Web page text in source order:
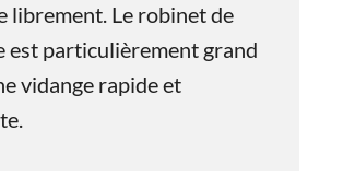
librement. Le robinet de
est particulièrement grand
vidange rapide et